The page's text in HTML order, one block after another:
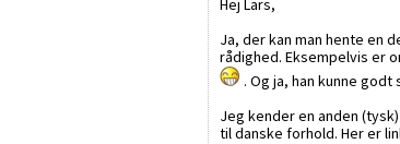
Hej Lars,
Ja, der kan man hente en
rådighed. Eksempelvis er
. Og ja, han kunne
Jeg kender en anden
til danske forhold. Her er